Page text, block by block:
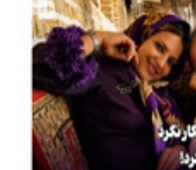
منزل
ویزیت
رایگان+پرداخت
اقساطی😍
دریافت راه
حل